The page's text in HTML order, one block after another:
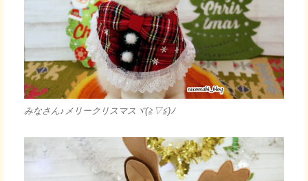
みなさん♪メリークリスマスヾ(≧▽≦)ﾉ